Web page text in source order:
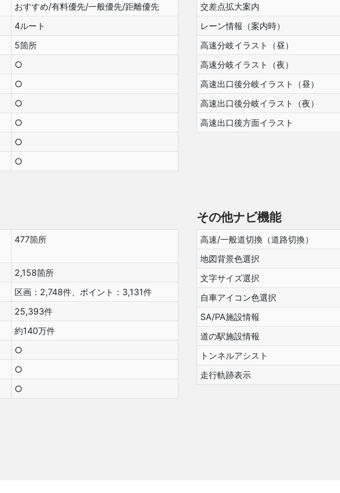
おすすめ/有料優先/一般優先/距離優先
4ルート
5箇所
○
○
○
○
○
○
交差点拡大案内
レーン情報（案内時）
高速分岐イラスト（昼）
高速分岐イラスト（夜）
高速出口後分岐イラスト（昼）
高速出口後分岐イラスト（夜）
高速出口後方面イラスト
477箇所
2,158箇所
区画：2,748件、ポイント：3,131件
25,393件
約140万件
○
○
○
その他ナビ機能
高速/一般道切換（道路切換）
地図背景色選択
文字サイズ選択
自車アイコン色選択
SA/PA施設情報
道の駅施設情報
トンネルアシスト
走行軌跡表示